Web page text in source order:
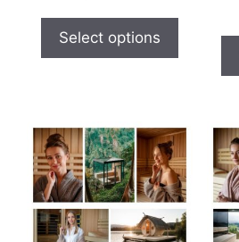
o
5
Select options